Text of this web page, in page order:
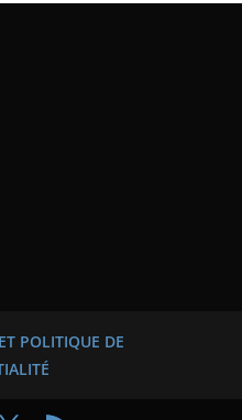
POLITIQUE DE